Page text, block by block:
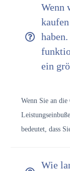
Wenn
ein
Wenn Sie an die
bedeutet, dass
Wie